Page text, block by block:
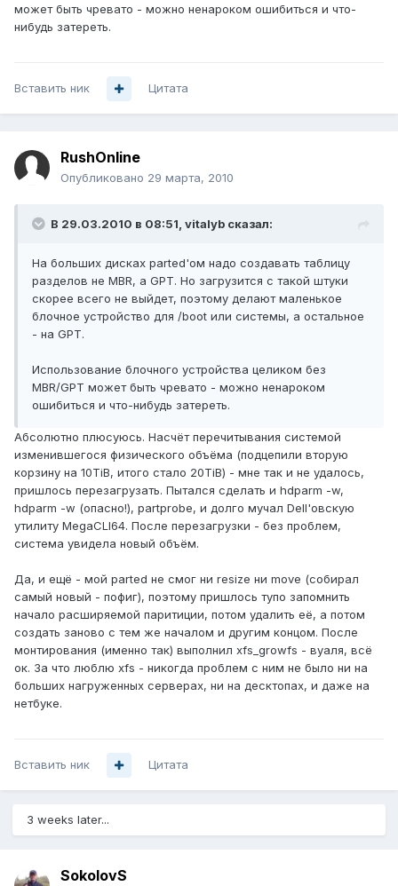
может быть чревато - можно ненароком ошибиться и что-
нибудь затереть.
Вставить ник Цитата
RushOnline
Опубликовано 29 марта, 2010
В 29.03.2010 в 08:51, vitalyb сказал:
На больших дисках parted'ом надо создавать таблицу
разделов не MBR, а GPT. Но загрузится с такой штуки
скорее всего не выйдет, поэтому делают маленькое
блочное устройство для /boot или системы, а остальное
- на GPT.
Использование блочного устройства целиком без
MBR/GPT может быть чревато - можно ненароком
ошибиться и что-нибудь затереть.
Абсолютно плюсуюсь. Насчёт перечитывания системой
изменившегося физического объёма (подцепили вторую
корзину на 10TiB, итого стало 20TiB) - мне так и не удалось,
пришлось перезагрузать. Пытался сделать и hdparm -w,
hdparm -w (опасно!), partprobe, и долго мучал Dell'овскую
утилиту MegaCLI64. После перезагрузки - без проблем,
система увидела новый объём.
Да, и ещё - мой parted не смог ни resize ни move (собирал
самый новый - пофиг), поэтому пришлось тупо запомнить
начало расширяемой паритиции, потом удалить её, а потом
создать заново с тем же началом и другим концом. После
монтирования (именно так) выполнил xfs_growfs - вуаля, всё
ок. За что люблю xfs - никогда проблем с ним не было ни на
больших нагруженных серверах, ни на десктопах, и даже на
нетбуке.
Вставить ник Цитата
3 weeks later...
SokolovS